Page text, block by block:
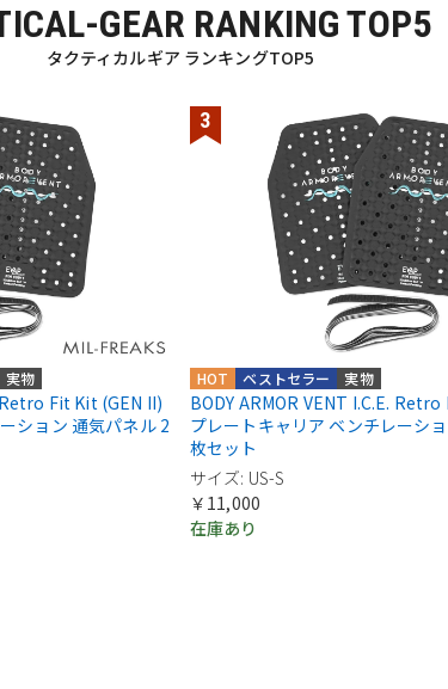
GEAR RANKING TOP5
タクティカルギア ランキングTOP5
実物
Retro Fit Kit (GEN II)
ション 通気パネル 2
実物
ベストセラー
HOT
BODY ARMOR VENT I.C.E.
プレートキャリア ベンチレーシ
枚セット
サイズ: US-S
￥11,000
在庫あり